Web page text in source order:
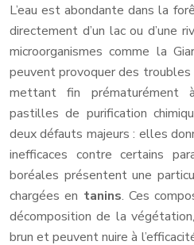
L’eau est abondante dans la
directement d’un lac ou d’une
microorganismes comme la
peuvent provoquer des
mettant fin prématurément
pastilles de purification
deux défauts majeurs : elles
inefficaces contre certains
boréales présentent une
chargées en tanins. Ces
décomposition de la
brun et peuvent nuire à